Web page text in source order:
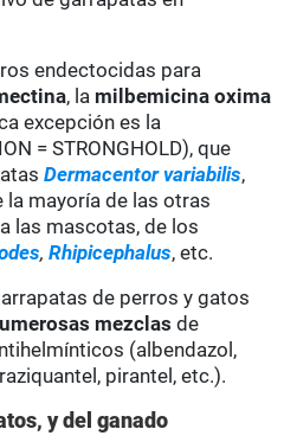
endectocidas para
, la milbemicina oxima
excepción es la
= STRONGHOLD), que
Dermacentor variabilis,
mayoría de las otras
las mascotas, de los
,Rhipicephalus, etc.
de perros y gatos
mezclas de
(albendazol,
pirantel, etc.).
y del ganado